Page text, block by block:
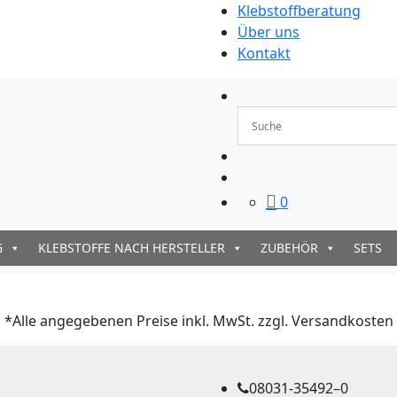
Klebstoffberatung
Über uns
Kontakt
0
KLEBSTOFFE NACH HERSTELLER ZUBEHÖR SETS
*Alle angegebenen Preise inkl. MwSt. zzgl. Versandkosten
08031-35492–0